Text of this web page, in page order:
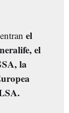
el
el
la